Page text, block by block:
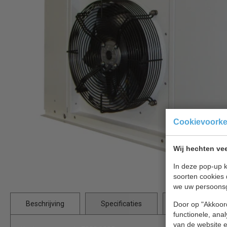
Wij hechten
In deze pop-up
soorten cookies
we uw
Door op
functionele,
van de website
Beschrijving Specificaties Bijlages